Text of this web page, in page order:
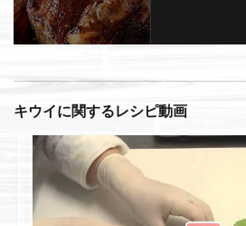
キウイに関するレシピ動画